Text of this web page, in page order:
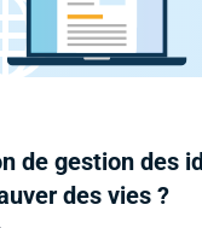
de gestion des
des vies ?